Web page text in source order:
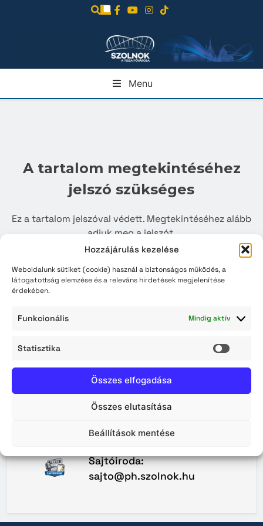
Hozzájárulás kezelése
Weboldalunk sütiket (cookie) használ a biztonságos működés, a
látogatottság elemzése és a releváns hirdetések megjelenítése
érdekében.
Funkcionális Mindig aktív
Statisztika
Összes elfogadása
Összes elutasítása
Beállítások mentése
Menu
A tartalom megtekintéséhez
jelszó szükséges
Ez a tartalom jelszóval védett. Megtekintéséhez alább
adjuk meg a jelszót.
Jelszó:
MaradjunkKapcsolatban
A Közterület-felügyelet 0–24
ügyeleti vonala: +36 80 200
460
Sajtóiroda:
sajto@ph.szolnok.hu